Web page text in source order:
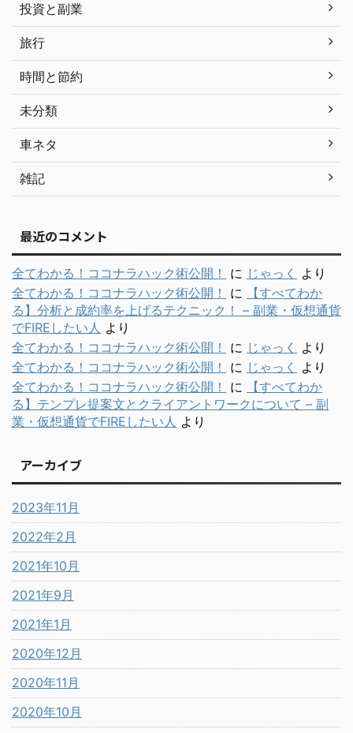
投資と副業
旅行
時間と節約
未分類
車ネタ
雑記
最近のコメント
全てわかる！ココナラハック術公開！ に じゃっく
より
全てわかる！ココナラハック術公開！
に
【すべてわか
る】分析と成約率を上げるテクニック！ – 副業・仮想通貨
でFIREしたい人 より
全てわかる！ココナラハック術公開！
に じゃっく
より
全てわかる！ココナラハック術公開！
に じゃっく
より
全てわかる！ココナラハック術公開！
に
【すべてわか
る】テンプレ提案文とクライアントワークについて – 副
業・仮想通貨でFIREしたい人 より
アーカイブ
2023年11月
2022年2月
2021年10月
2021年9月
2021年1月
2020年12月
2020年11月
2020年10月